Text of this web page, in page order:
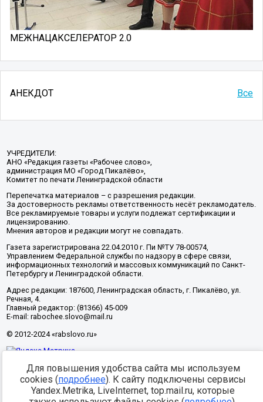
МЕЖНАЦАКСЕЛЕРАТОР 2.0
АНЕКДОТ Все
УЧРЕДИТЕЛИ:
АНО «Редакция газеты «Рабочее слово»,
администрация МО «Город Пикалёво»,
Комитет по печати Ленинградской области
Перепечатка материалов – с разрешения редакции.
За достоверность рекламы ответственность несёт рекламодатель.
Все рекламируемые товары и услуги подлежат сертификации и
лицензированию.
Мнения авторов и редакции могут не совпадать.
Газета зарегистрирована 22.04.2010 г. Пи №ТУ 78-00574,
Управлением Федеральной службы по надзору в сфере связи,
информационных технологий и массовых коммуникаций по Санкт-
Петербургу и Ленинградской области.
Адрес редакции: 187600, Ленинградская область, г. Пикалёво, ул.
Речная, 4.
Главный редактор: (81366) 45-009
E-mail: rabochee.slovo@mail.ru
© 2012-2024 «rabslovo.ru»
Разработка -
Для повышения удобства сайта мы используем
cookies (подробнее). К сайту подключены сервисы
Yandex.Metrika, LiveInternet, top.mail.ru, которые